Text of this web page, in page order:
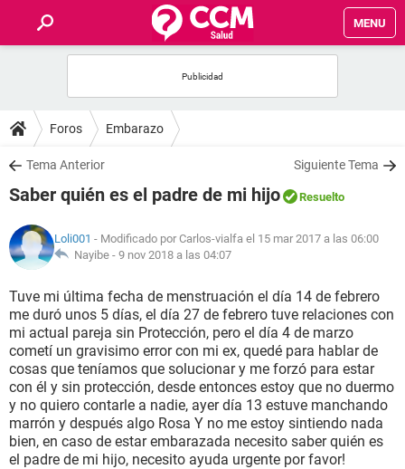
MENU
FOROS
SALUD
NUTRICIÓN
BIENESTAR
SEXUALIDAD
GLOSARIO
Foros Embarazo
Tema Anterior Siguiente Tema
Saber quién es el padre de mi hijo Resuelto
Loli001 - Modificado por Carlos-vialfa el 15 mar 2017 a las 06:00
Nayibe - 9 nov 2018 a las 04:07
Tuve mi última fecha de menstruación el día 14 de febrero
me duró unos 5 días, el día 27 de febrero tuve relaciones con
mi actual pareja sin Protección, pero el día 4 de marzo
cometí un gravisimo error con mi ex, quedé para hablar de
cosas que teníamos que solucionar y me forzó para estar
con él y sin protección, desde entonces estoy que no duermo
y no quiero contarle a nadie, ayer día 13 estuve manchando
marrón y después algo Rosa Y no me estoy sintiendo nada
bien, en caso de estar embarazada necesito saber quién es
el padre de mi hijo, necesito ayuda urgente por favor!